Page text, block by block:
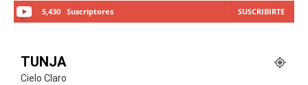
5,430 Suscriptores SUSCRIBIRTE
TUNJA
Cielo Claro